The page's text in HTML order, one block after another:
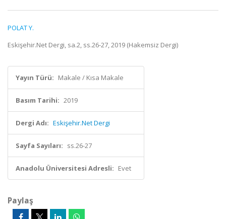
POLAT Y.
Eskişehir.Net Dergi, sa.2, ss.26-27, 2019 (Hakemsiz Dergi)
Yayın Türü: Makale / Kısa Makale
Basım Tarihi: 2019
Dergi Adı: Eskişehir.Net Dergi
Sayfa Sayıları: ss.26-27
Anadolu Üniversitesi Adresli: Evet
Paylaş